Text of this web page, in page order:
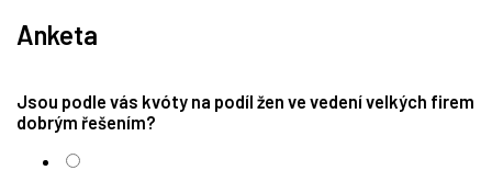
Anketa
Jsou podle vás kvóty na podíl žen ve vedení velkých firem
dobrým řešením?